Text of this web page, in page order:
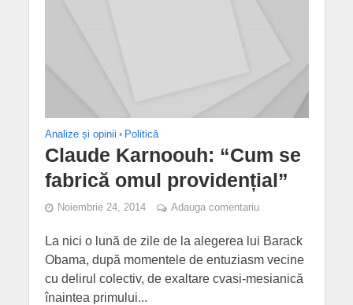
Analize și opinii • Politică
Claude Karnoouh: “Cum se
fabrică omul providențial”
Noiembrie 24, 2014 Adauga comentariu
La nici o lună de zile de la alegerea lui Barack
Obama, după momentele de entuziasm vecine
cu delirul colectiv, de exaltare cvasi-mesianică
înaintea primului...